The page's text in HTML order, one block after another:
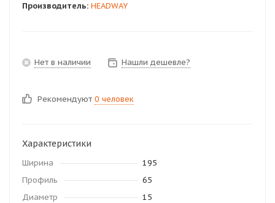
Производитель: HEADWAY
Нет в наличии Нашли дешевле?
Рекомендуют 0 человек
Характеристики
Ширина
195
Профиль
65
Диаметр
15